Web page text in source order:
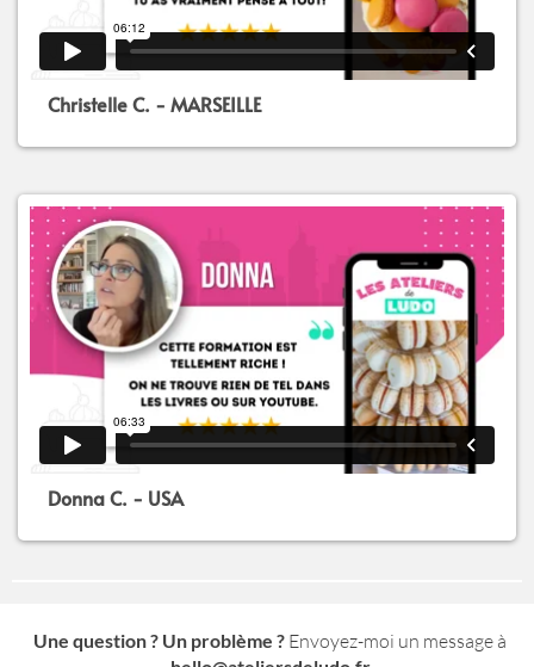
Christelle C. - MARSEILLE
Donna C. - USA
Une question ? Un problème ? Envoyez-moi un message à